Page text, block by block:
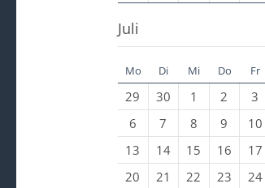
Juli
Mo Di Mi Do Fr
29 30 1 2 3
6
7 8 9 10
13
14 15 16 17
20
21 22 23 24